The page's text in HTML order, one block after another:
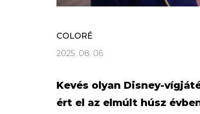
COLORÉ
2025. 08. 06.
Kevés olyan Disney-
ért el az elmúlt húsz